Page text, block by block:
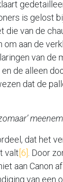
is gelost
die van de
aan de
van de
de alleen
dat de
dat het
valt [6]
. Door
aan Canon
van een